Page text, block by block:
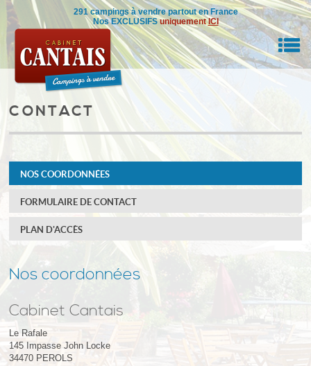
291 campings à vendre partout en France
Nos EXCLUSIFSuniquementICI
BIEN
CONTACT
NOS COORDONNÉES
FORMULAIRE DE CONTACT
PLAN D'ACCÈS
Nos coordonnées
Cabinet Cantais
Le Rafale
145 Impasse John Locke
34470 PEROLS